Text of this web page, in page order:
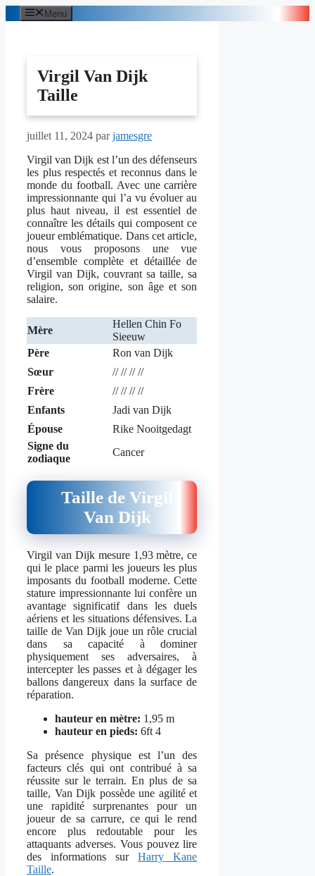
Aller
au
Menu
Virgil Van Dijk
Taille
juillet 11, 2024 parjamesgre
Virgil van Dijk est l’un des défenseurs
les plus respectés et reconnus dans le
monde du football. Avec une carrière
impressionnante qui l’a vu évoluer au
plus haut niveau, il est essentiel de
connaître les détails qui composent ce
joueur emblématique. Dans cet article,
nous vous proposons une vue
d’ensemble complète et détaillée de
Virgil van Dijk, couvrant sa taille, sa
religion, son origine, son âge et son
salaire.
Mère
Hellen Chin Fo
Sieeuw
Père
Ron van Dijk
Sœur
// // // //
Frère
// // // //
Enfants
Jadi van Dijk
Épouse
Rike Nooitgedagt
Signe du
zodiaque
Cancer
Taille de Virgil
Van Dijk
Virgil van Dijk mesure 1,93 mètre, ce
qui le place parmi les joueurs les plus
imposants du football moderne. Cette
stature impressionnante lui confère un
avantage significatif dans les duels
aériens et les situations défensives. La
taille de Van Dijk joue un rôle crucial
dans sa capacité à dominer
physiquement ses adversaires, à
intercepter les passes et à dégager les
ballons dangereux dans la surface de
réparation.
hauteur en mètre: 1,95 m
hauteur en pieds: 6ft 4
Sa présence physique est l’un des
facteurs clés qui ont contribué à sa
réussite sur le terrain. En plus de sa
taille, Van Dijk possède une agilité et
une rapidité surprenantes pour un
joueur de sa carrure, ce qui le rend
encore plus redoutable pour les
attaquants adverses. Vous pouvez lire
des informations surHarry Kane
Taille.